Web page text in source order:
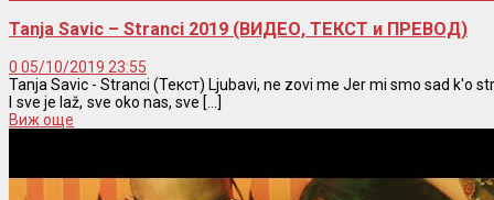
Tanja Savic – Stranci 2019 (ВИДЕО, ТЕКСТ и ПРЕВОД)
0 05/10/2019 23:55
Tanja Savic - Stranci (Текст) Ljubavi, ne zovi me Jer mi smo sad k'o
I sve je laž, sve oko nas, sve [...]
Виж още